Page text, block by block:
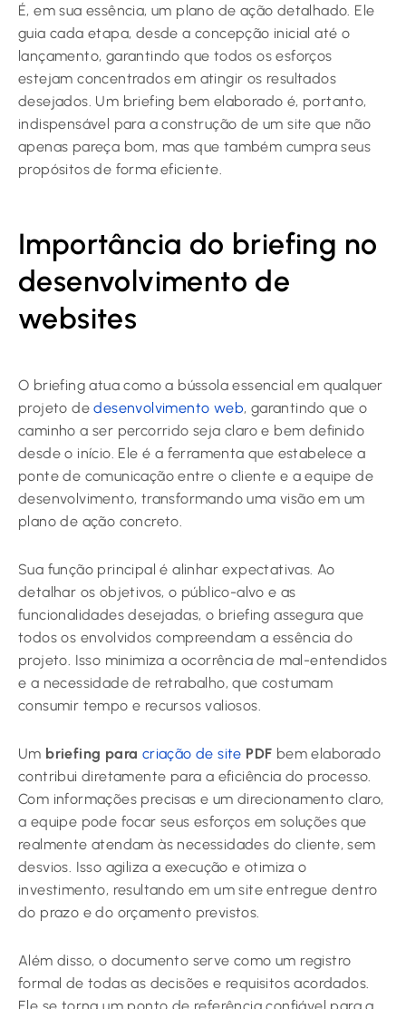
É, em sua essência, um plano de ação detalhado. Ele
guia cada etapa, desde a concepção inicial até o
lançamento, garantindo que todos os esforços
estejam concentrados em atingir os resultados
desejados. Um briefing bem elaborado é, portanto,
indispensável para a construção de um site que não
apenas pareça bom, mas que também cumpra seus
propósitos de forma eficiente.
Importância do briefing no
desenvolvimento de
websites
O briefing atua como a bússola essencial em qualquer
projeto dedesenvolvimento web, garantindo que o
caminho a ser percorrido seja claro e bem definido
desde o início. Ele é a ferramenta que estabelece a
ponte de comunicação entre o cliente e a equipe de
desenvolvimento, transformando uma visão em um
plano de ação concreto.
Sua função principal é alinhar expectativas. Ao
detalhar os objetivos, o público-alvo e as
funcionalidades desejadas, o briefing assegura que
todos os envolvidos compreendam a essência do
projeto. Isso minimiza a ocorrência de mal-entendidos
e a necessidade de retrabalho, que costumam
consumir tempo e recursos valiosos.
Um briefing para criação de site PDF bem elaborado
contribui diretamente para a eficiência do processo.
Com informações precisas e um direcionamento claro,
a equipe pode focar seus esforços em soluções que
realmente atendam às necessidades do cliente, sem
desvios. Isso agiliza a execução e otimiza o
investimento, resultando em um site entregue dentro
do prazo e do orçamento previstos.
Além disso, o documento serve como um registro
formal de todas as decisões e requisitos acordados.